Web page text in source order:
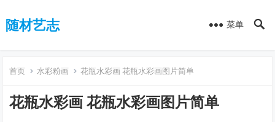
随材艺志 菜单
首页 水彩粉画 花瓶水彩画 花瓶水彩画图片简单
花瓶水彩画 花瓶水彩画图片简单